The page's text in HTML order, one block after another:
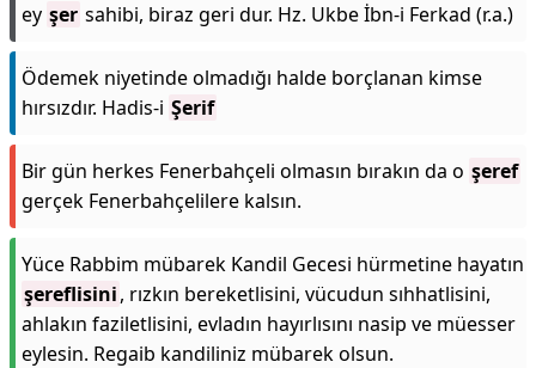
ey şer sahibi, biraz geri dur. Hz. Ukbe İbn-i Ferkad (r.a.)
Ödemek niyetinde olmadığı halde borçlanan kimse
hırsızdır. Hadis-i Şerif
Bir gün herkes Fenerbahçeli olmasın bırakın da o şeref
gerçek Fenerbahçelilere kalsın.
Yüce Rabbim mübarek Kandil Gecesi hürmetine hayatın
şereflisini, rızkın bereketlisini, vücudun sıhhatlisini,
ahlakın faziletlisini, evladın hayırlısını nasip ve müesser
eylesin. Regaib kandiliniz mübarek olsun.